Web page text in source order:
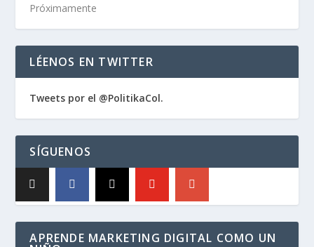
Próximamente
LÉENOS EN TWITTER
Tweets por el @PolitikaCol.
SÍGUENOS
APRENDE MARKETING DIGITAL COMO UN